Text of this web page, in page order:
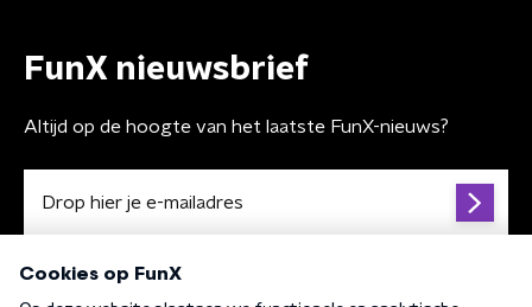
FunX nieuwsbrief
Altijd op de hoogte van het laatste FunX-nieuws?